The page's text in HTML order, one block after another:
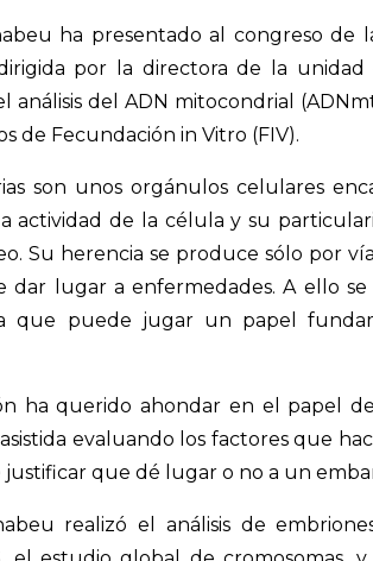
ha presentado al congreso de
por la directora de la
análisis del ADN mitocondrial
de Fecundación in Vitro (FIV).
son unos orgánulos celulares
actividad de la célula y su
Su herencia se produce sólo por
dar lugar a enfermedades. A ello
que puede jugar un papel
ha querido ahondar en el papel
evaluando los factores que
justificar que dé lugar o no a un
realizó el análisis de